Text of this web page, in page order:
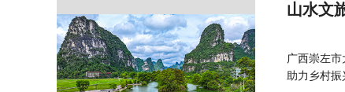
山水文
广西崇左
助力乡村振